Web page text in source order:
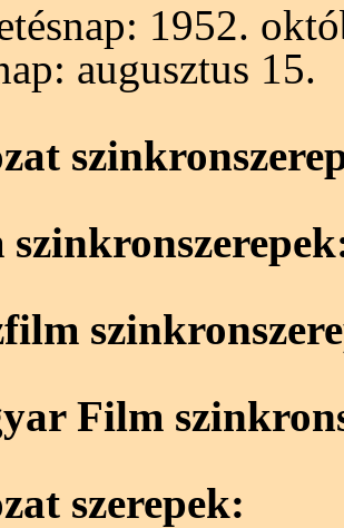
1952.
augusztus 15.
Film
szerepek: